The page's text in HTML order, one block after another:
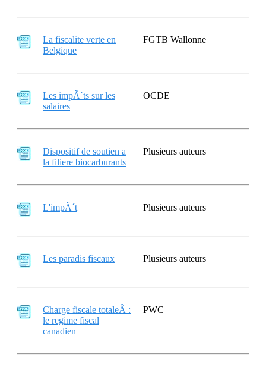
La fiscalite verte en
Belgique
FGTB Wallonne
Les impÃ´ts sur les
salaires
OCDE
Dispositif de soutien a
la filiere biocarburants
Plusieurs auteurs
L'impÃ´t Plusieurs auteurs
Les paradis fiscaux Plusieurs auteurs
Charge fiscale totaleÂ :
le regime fiscal
canadien
PWC